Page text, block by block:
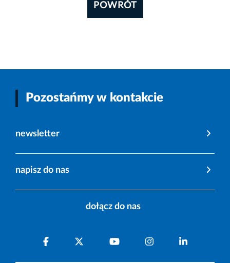
POWRÓT
Pozostańmy w kontakcie
newsletter
napisz do nas
dołącz do nas